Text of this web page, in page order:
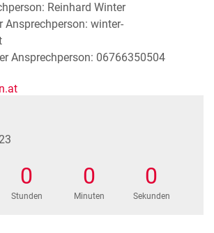
Reinhard Winter
Ansprechperson: winter-
Ansprechperson: 06766350504
0
Stunden
0
Minuten
0
Sekunden